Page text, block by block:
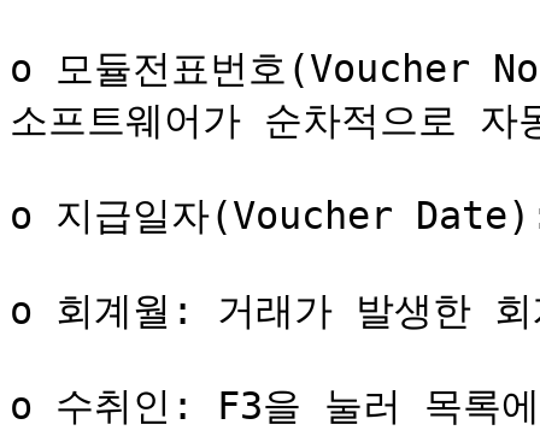
o 모듈전표번호(Voucher
소프트웨어가 순차적으로
o 지급일자(Voucher
o 회계월: 거래가 발생한
o 수취인: F3을 눌러 목록